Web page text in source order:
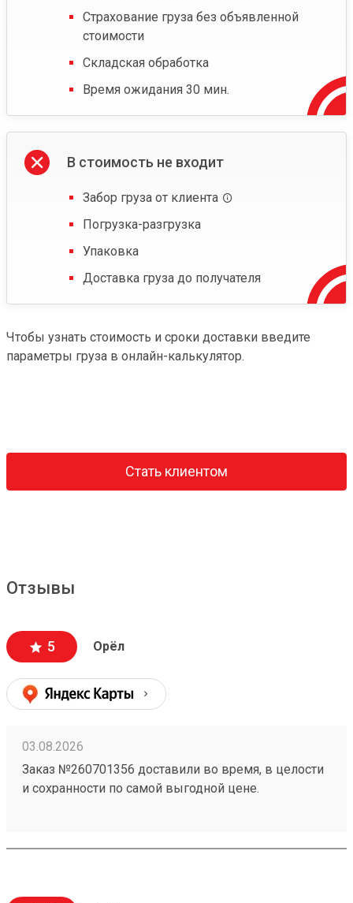
Страхование груза без объявленной
стоимости
Складская обработка
Время ожидания 30 мин.
В стоимость не входит
Забор груза от клиента
Погрузка-разгрузка
Упаковка
Доставка груза до получателя
Чтобы узнать стоимость и сроки доставки введите
параметры груза в онлайн-калькулятор.
Стать клиентом
Отзывы
5 Орёл
03.08.2026
Заказ №260701356 доставили во время, в целости
и сохранности по самой выгодной цене.